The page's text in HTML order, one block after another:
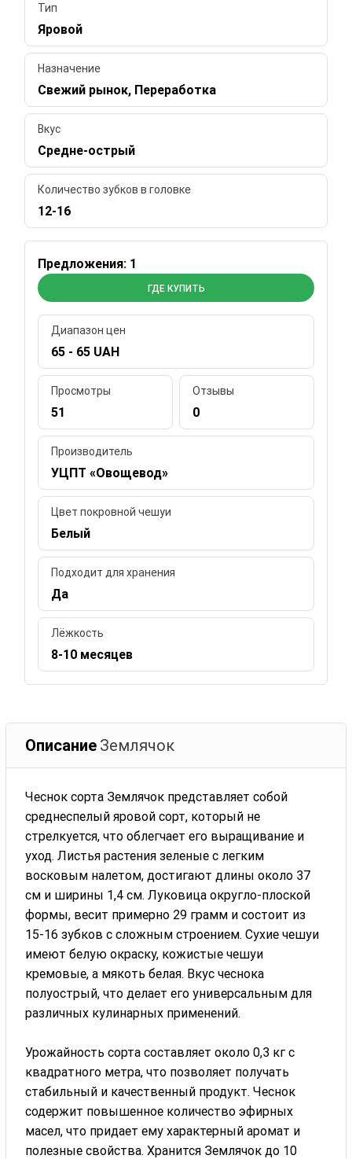
Тип
Яровой
Назначение
Свежий рынок, Переработка
Вкус
Средне-острый
Количество зубков в головке
12-16
Предложения: 1
ГДЕ КУПИТЬ
Диапазон цен
65 - 65 UAH
Просмотры
51
Отзывы
0
Производитель
УЦПТ «Овощевод»
Цвет покровной чешуи
Белый
Подходит для хранения
Да
Лёжкость
8-10 месяцев
Описание Землячок
Чеснок сорта Землячок представляет собой
среднеспелый яровой сорт, который не
стрелкуется, что облегчает его выращивание и
уход. Листья растения зеленые с легким
восковым налетом, достигают длины около 37
см и ширины 1,4 см. Луковица округло-плоской
формы, весит примерно 29 грамм и состоит из
15-16 зубков с сложным строением. Сухие чешуи
имеют белую окраску, кожистые чешуи
кремовые, а мякоть белая. Вкус чеснока
полуострый, что делает его универсальным для
различных кулинарных применений.
Урожайность сорта составляет около 0,3 кг с
квадратного метра, что позволяет получать
стабильный и качественный продукт. Чеснок
содержит повышенное количество эфирных
масел, что придает ему характерный аромат и
полезные свойства. Хранится Землячок до 10